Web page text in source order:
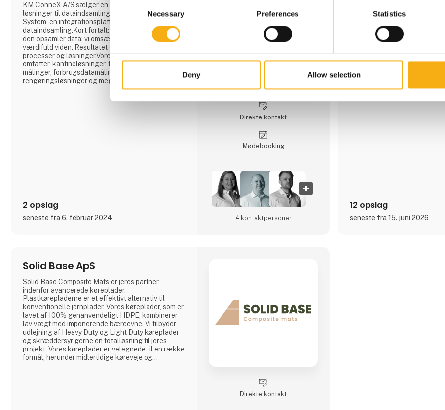
Selection
Necessary Preferences Statistics
Deny Allow selection
KM ConneX A/S sælger en af de mest fleksible
løsninger til dataindsamling på markedet, Oak
System, en integrationsplatform til
dataindsamling.Kort fortalt: vi monterer en sensor;
den opsamler data; vi omsætter dataene til
værdifuld viden. Resultatet er forbedrede
processer og løsninger.Vores produktportefølje
omfatter, kantineløsninger, temperatur- og niveau
målinger, forbrugsdatamålinger,
rengøringsløsninger og meget mere.
2 opslag
seneste fra 6. februar 2024
Direkte kontakt
Møde­booking
4 kontakt­personer
entreprenørmateriel,
position på markedet
vi stenhårdt på at levere
entreprenør- og
landbruget.Scantruck A/S er
Virksomheden blev grundlagt
er en del af NCN-gruppen og
12 opslag
seneste fra 15. juni 2026
Solid Base ApS
Solid Base Composite Mats er jeres partner
indenfor avancerede køreplader.
Plastkørepladerne er et effektivt alternativ til
konventionelle jernplader. Vores køreplader, som er
lavet af 100% genanvendeligt HDPE, kombinerer
lav vægt med imponerende bæreevne. Vi tilbyder
udlejning af Heavy Duty og Light Duty køreplader
og skræddersyr gerne en totalløsning til jeres
projekt. Vores køreplader er velegnede til en række
formål, herunder midlertidige køreveje og
Direkte kontakt